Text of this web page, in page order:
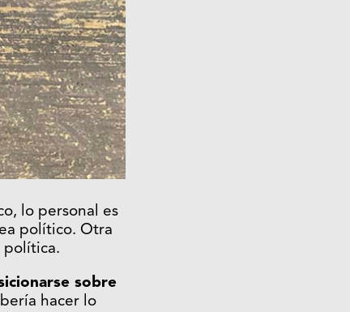
lo personal es
político. Otra
política.
sobre
hacer lo